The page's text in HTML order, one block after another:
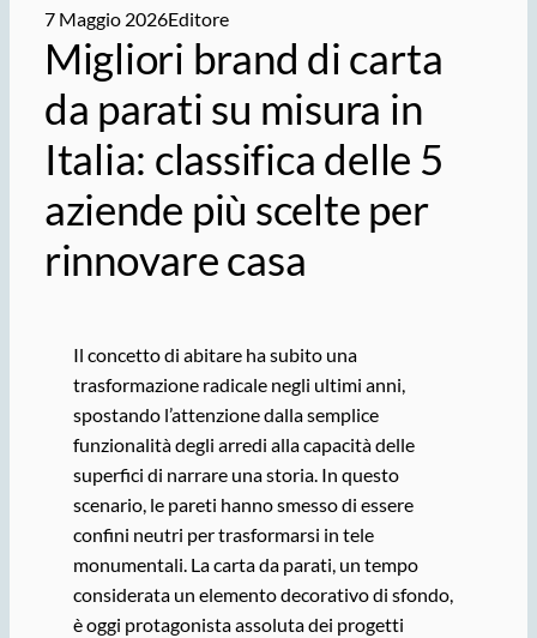
7 Maggio 2026Editore
Migliori brand di carta
da parati su misura in
Italia: classifica delle 5
aziende più scelte per
rinnovare casa
Il concetto di abitare ha subito una
trasformazione radicale negli ultimi anni,
spostando l’attenzione dalla semplice
funzionalità degli arredi alla capacità delle
superfici di narrare una storia. In questo
scenario, le pareti hanno smesso di essere
confini neutri per trasformarsi in tele
monumentali. La carta da parati, un tempo
considerata un elemento decorativo di sfondo,
è oggi protagonista assoluta dei progetti